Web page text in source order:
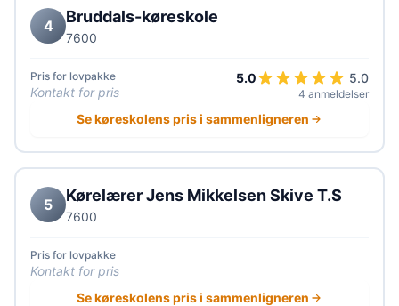
4 Bruddals-køreskole
7600
Pris for lovpakke
Kontakt for pris
5.0 5.0
4 anmeldelser
Se køreskolens pris i sammenligneren
5 Kørelærer Jens Mikkelsen Skive T.S
7600
Pris for lovpakke
Kontakt for pris
Se køreskolens pris i sammenligneren